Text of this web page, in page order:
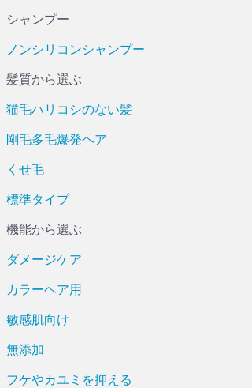
シャンプー
ノンシリコンシャンプー
髪質から選ぶ
猫毛ハリコシのない髪
剛毛多毛爆発ヘア
くせ毛
標準タイプ
機能から選ぶ
ダメージケア
カラーヘア用
敏感肌向け
無添加
フケやカユミを抑える